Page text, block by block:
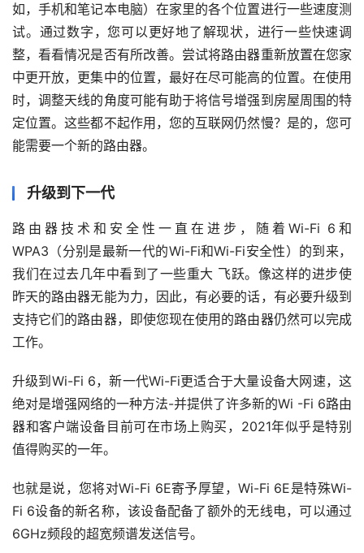
如，手机和笔记本电脑）在家里的各个位置进行一些速度测
试。通过数字，您可以更好地了解现状，进行一些快速调
整，看看情况是否有所改善。尝试将路由器重新放置在您家
中更开放，更集中的位置，最好在尽可能高的位置。在使用
时，调整天线的角度可能有助于将信号增强到房屋周围的特
定位置。这些都不起作用，您的互联网仍然慢？是的，您可
能需要一个新的路由器。
升级到下一代
路由器技术和安全性一直在进步，随着Wi-Fi 6和
WPA3（分别是最新一代的Wi-Fi和Wi-Fi安全性）的到来，
我们在过去几年中看到了一些重大 飞跃。像这样的进步使
昨天的路由器无能为力，因此，有必要的话，有必要升级到
支持它们的路由器，即使您现在使用的路由器仍然可以完成
工作。
升级到Wi-Fi 6，新一代Wi-Fi更适合于大量设备大网速，这
绝对是增强网络的一种方法-并提供了许多新的Wi -Fi 6路由
器和客户端设备目前可在市场上购买，2021年似乎是特别
值得购买的一年。
也就是说，您将对Wi-Fi 6E寄予厚望，Wi-Fi 6E是特殊Wi-
Fi 6设备的新名称，该设备配备了额外的无线电，可以通过
6GHz频段的超宽频谱发送信号。